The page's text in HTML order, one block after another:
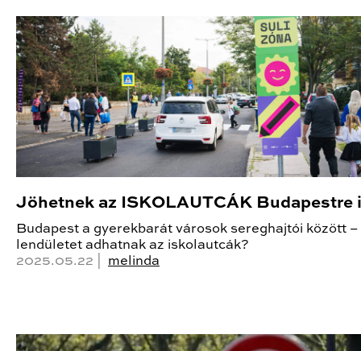
Jöhetnek az ISKOLAUTCÁK Budapestre
Budapest a gyerekbarát városok sereghajtói között –
lendületet adhatnak az iskolautcák?
2025.05.22 | melinda